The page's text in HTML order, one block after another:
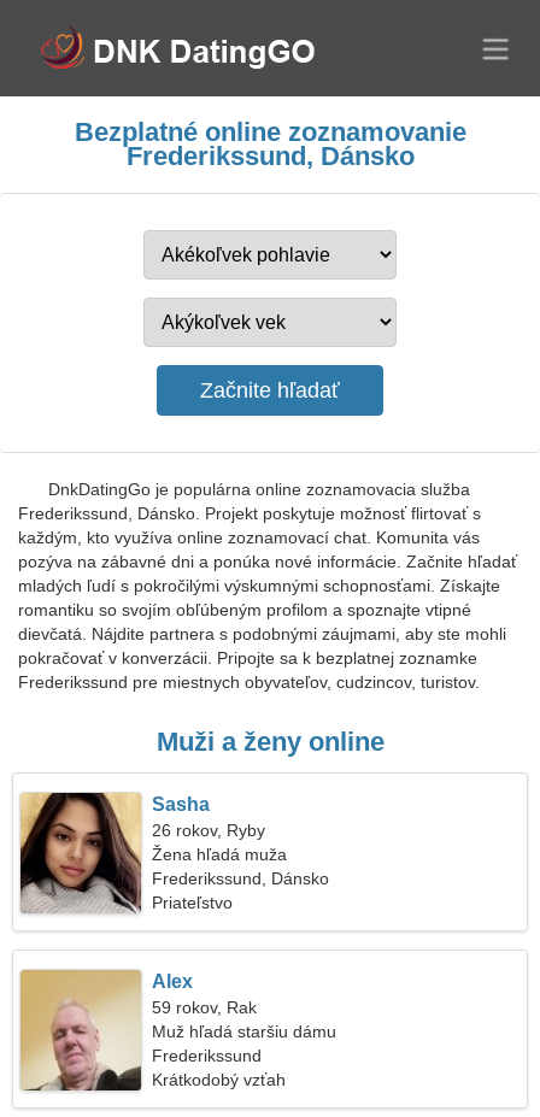
Bezplatné online zoznamovanie
Frederikssund, Dánsko
DnkDatingGo je populárna online zoznamovacia služba
Frederikssund, Dánsko. Projekt poskytuje možnosť flirtovať s
každým, kto využíva online zoznamovací chat. Komunita vás
pozýva na zábavné dni a ponúka nové informácie. Začnite hľadať
mladých ľudí s pokročilými výskumnými schopnosťami. Získajte
romantiku so svojím obľúbeným profilom a spoznajte vtipné
dievčatá. Nájdite partnera s podobnými záujmami, aby ste mohli
pokračovať v konverzácii. Pripojte sa k bezplatnej zoznamke
Frederikssund pre miestnych obyvateľov, cudzincov, turistov.
Muži a ženy online
Sasha
26 rokov, Ryby
Žena hľadá muža
Frederikssund, Dánsko
Priateľstvo
Alex
59 rokov, Rak
Muž hľadá staršiu dámu
Frederikssund
Krátkodobý vzťah